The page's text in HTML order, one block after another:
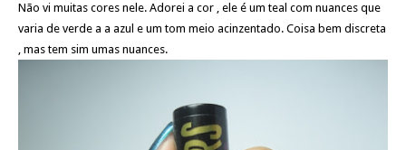
Não vi muitas cores nele. Adorei a cor , ele é um teal com nuances que
varia de verde a a azul e um tom meio acinzentado. Coisa bem discreta
, mas tem sim umas nuances.